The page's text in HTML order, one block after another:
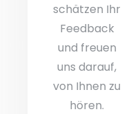
schätzen Ihr
Feedback
und freuen
uns darauf,
von Ihnen zu
hören.